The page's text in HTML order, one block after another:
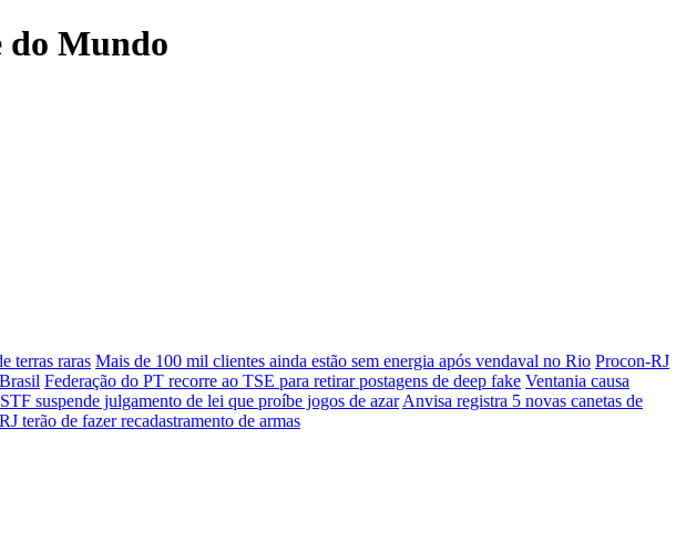
do Mundo
terras raras Mais de 100 mil clientes ainda estão sem energia após vendaval no Rio Procon-RJ
Federação do PT recorre ao TSE para retirar postagens de deep fake Ventania causa
STF suspende julgamento de lei que proíbe jogos de azar Anvisa registra 5 novas canetas de
terão de fazer recadastramento de armas